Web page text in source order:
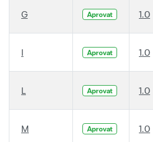
G Aprovat 1.0
I Aprovat 1.0
L Aprovat 1.0
M Aprovat 1.0